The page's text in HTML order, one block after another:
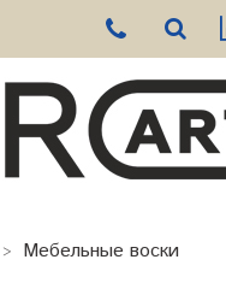
Мебельные воски